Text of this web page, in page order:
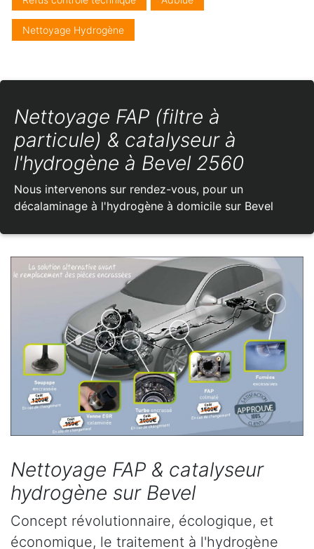
Nettoyage Hydrogène
Nettoyage FAP (filtre à
particule) & catalyseur à
l'hydrogène à Bevel 2560
Nous intervenons sur rendez-vous, pour un
décalaminage à l'hydrogène à domicile sur Bevel
Nettoyage FAP & catalyseur
hydrogène sur Bevel
Concept révolutionnaire, écologique, et
économique, le traitement à l'hydrogène